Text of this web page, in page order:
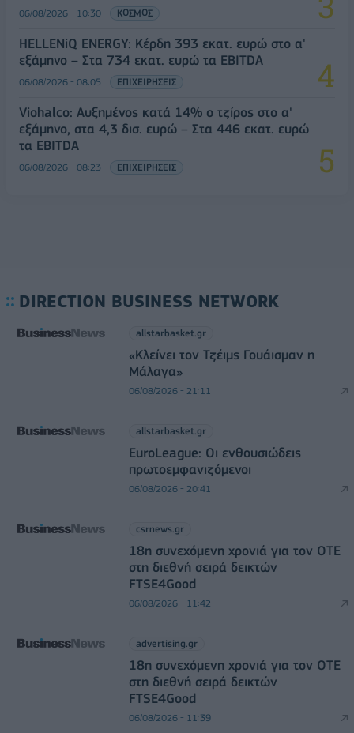
06/08/2026 - 10:30 ΚΟΣΜΟΣ
HELLENiQ ENERGY: Κέρδη 393 εκατ. ευρώ στο α'
εξάμηνο – Στα 734 εκατ. ευρώ τα EBITDA
06/08/2026 - 08:05 ΕΠΙΧΕΙΡΗΣΕΙΣ
Viohalco: Αυξημένος κατά 14% ο τζίρος στο α'
εξάμηνο, στα 4,3 δισ. ευρώ – Στα 446 εκατ. ευρώ
τα EBITDA
06/08/2026 - 08:23 ΕΠΙΧΕΙΡΗΣΕΙΣ
DIRECTION BUSINESS NETWORK
allstarbasket.gr
«Κλείνει τον Τζέιμς Γουάισμαν η
Μάλαγα»
06/08/2026 - 21:11
allstarbasket.gr
EuroLeague: Οι ενθουσιώδεις
πρωτοεμφανιζόμενοι
06/08/2026 - 20:41
csrnews.gr
18η συνεχόμενη χρονιά για τον ΟΤΕ
στη διεθνή σειρά δεικτών
FTSE4Good
06/08/2026 - 11:42
advertising.gr
18η συνεχόμενη χρονιά για τον ΟΤΕ
στη διεθνή σειρά δεικτών
FTSE4Good
06/08/2026 - 11:39